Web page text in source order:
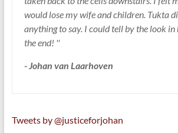
would lose my wife and children. Tukta
anything to say. I could tell by the look in
the end! ''
- Johan van Laarhoven
Tweets by @justiceforjohan